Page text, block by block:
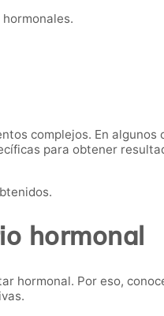
complejos. En algunos
para obtener
hormonal
hormonal. Por eso,